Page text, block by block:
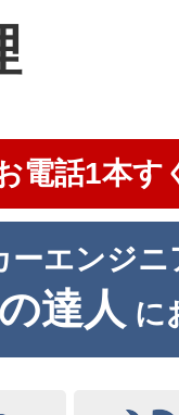
電話1本す
ーエンジニ
達人 に